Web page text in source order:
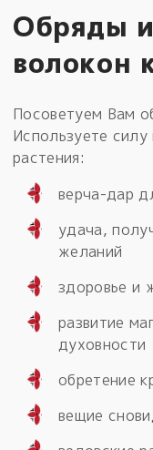
Обряды
волокон
Посоветуем Вам
Используете
растения:
верча-дар
удача,
желаний
здоровье и
развитие
духовности
обретение
вещие